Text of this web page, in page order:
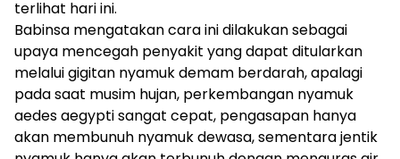
terlihat hari ini.
Babinsa mengatakan cara ini dilakukan sebagai
upaya mencegah penyakit yang dapat ditularkan
melalui gigitan nyamuk demam berdarah, apalagi
pada saat musim hujan, perkembangan nyamuk
aedes aegypti sangat cepat, pengasapan hanya
akan membunuh nyamuk dewasa, sementara jentik